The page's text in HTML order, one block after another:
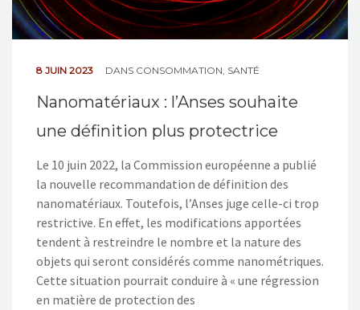
8 JUIN 2023 DANS CONSOMMATION SANTÉ
Nanomatériaux : l’Anses souhaite
une définition plus protectrice
Le 10 juin 2022, la Commission européenne a publié
la nouvelle recommandation de définition des
nanomatériaux. Toutefois, l’Anses juge celle-ci trop
restrictive. En effet, les modifications apportées
tendent à restreindre le nombre et la nature des
objets qui seront considérés comme nanométriques.
Cette situation pourrait conduire à « une régression
en matière de protection des